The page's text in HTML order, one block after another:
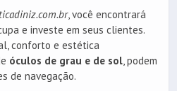
, você encontrará
e investe em seus clientes.
conforto e estética
óculos de grau e de sol, podem
de navegação.